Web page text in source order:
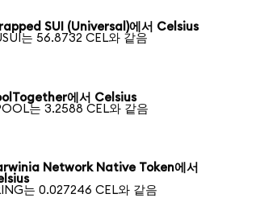
SUI (Universal)에서 Celsius
는 56.8732 CEL와 같음
에서 Celsius
는 3.2588 CEL와 같음
Network Native Token에서
는 0.027246 CEL와 같음